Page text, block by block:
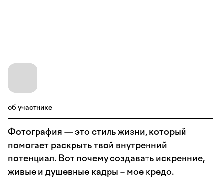
об участнике
Фотография — это стиль жизни, который
помогает раскрыть твой внутренний
потенциал. Вот почему создавать искренние,
живые и душевные кадры – мое кредо.